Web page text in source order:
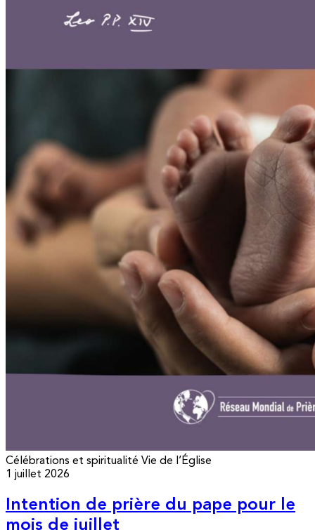
Célébrations et spiritualité Vie de l’Église
1 juillet 2026
Intention de prière du pape pour le
mois de juillet